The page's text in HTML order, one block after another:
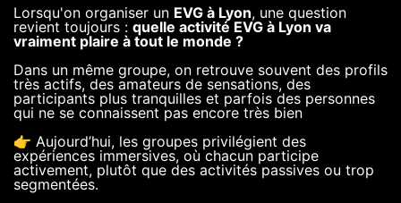
Lorsqu'on organiser un EVG à Lyon, une question
revient toujours : quelle activité EVG à Lyon va
vraiment plaire à tout le monde ?
Dans un même groupe, on retrouve souvent des profils
très actifs, des amateurs de sensations, des
participants plus tranquilles et parfois des personnes
qui ne se connaissent pas encore très bien
👉 Aujourd’hui, les groupes privilégient des
expériences immersives, où chacun participe
activement, plutôt que des activités passives ou trop
segmentées.